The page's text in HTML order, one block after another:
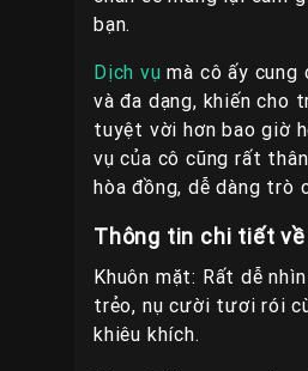
bạn.
Dịch vụ mà cô ấy cung
và đa dạng, khiến cho
tuyệt vời hơn bao giờ
vụ của cô cũng rất
hòa đồng, dễ dàng trò
Thông tin chi tiết
Khuôn mặt: Rất dễ
trẻo, nụ cười tươi rói
khiêu khích.